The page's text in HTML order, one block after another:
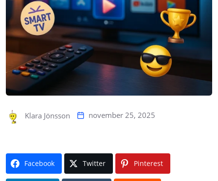
Klara Jönsson november 25, 2025
Facebook Twitter Pinterest